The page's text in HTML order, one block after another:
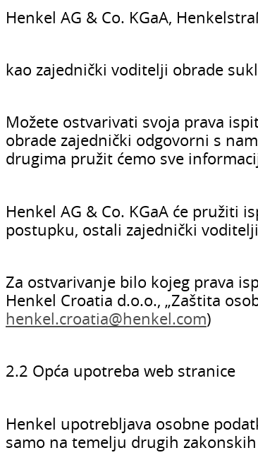
Henkel AG & Co. KGaA,
kao zajednički voditelji obrade
Možete ostvarivati svoja prava
obrade zajednički odgovorni s
drugima pružit ćemo sve
Henkel AG & Co. KGaA će pružiti
postupku, ostali zajednički
Za ostvarivanje bilo kojeg prava
Henkel Croatia d.o.o., „Zaštita
henkel.croatia@henkel.com)
2.2 Opća upotreba web stranice
Henkel upotrebljava osobne
samo na temelju drugih